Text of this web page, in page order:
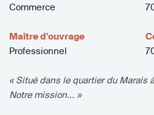
Commerce
Maître d'ouvrage
Professionnel
« Situé dans le quartier du Marais
Notre mission... »